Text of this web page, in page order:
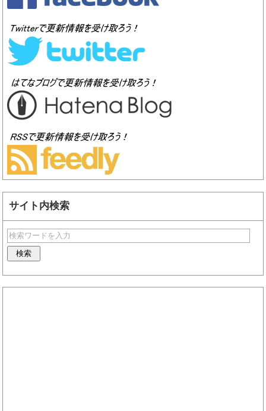
サイト内検索